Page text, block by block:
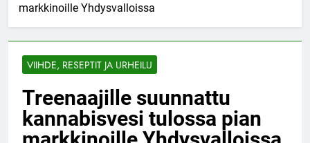
markkinoille Yhdysvalloissa
VIIHDE, RESEPTIT JA URHEILU
Treenaajille suunnattu
kannabisvesi tulossa pian